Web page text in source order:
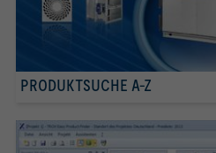
PRODUKTSUCHE A-Z